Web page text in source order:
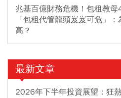
兆基百億財務危機！包租教
「包租代管龍頭岌岌可危」
高？
最新文章
2026年下半年投資展望：狂